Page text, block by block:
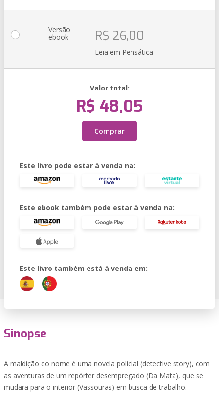
Versão
ebook R$ 26,00
Leia em Pensática
Valor total:
R$ 48,05
Comprar
Este livro pode estar à venda na:
Este ebook também pode estar à venda na:
Este livro também está à venda em:
Sinopse
A maldição do nome é uma novela policial (detective story), com
as aventuras de um repórter desempregado (Da Mata), que se
mudara para o interior (Vassouras) em busca de trabalho.